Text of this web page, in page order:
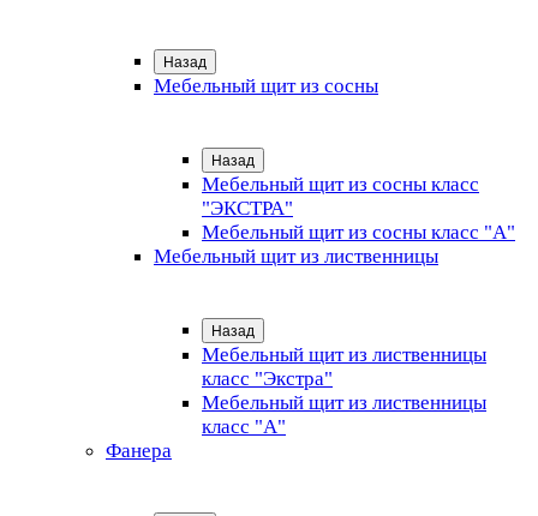
Назад
Мебельный щит из сосны
Назад
Мебельный щит из сосны класс
"ЭКСТРА"
Мебельный щит из сосны класс "А"
Мебельный щит из лиственницы
Назад
Мебельный щит из лиственницы
класс "Экстра"
Мебельный щит из лиственницы
класс "А"
Фанера